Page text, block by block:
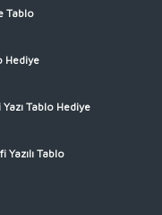
Tablo
Hediye
Tablo Hediye
Tablo